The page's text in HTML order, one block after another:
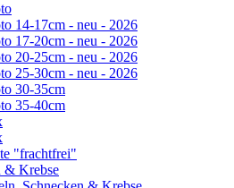
14-17cm - neu - 2026
17-20cm - neu - 2026
20-25cm - neu - 2026
25-30cm - neu - 2026
30-35cm
35-40cm
"frachtfrei"
& Krebse